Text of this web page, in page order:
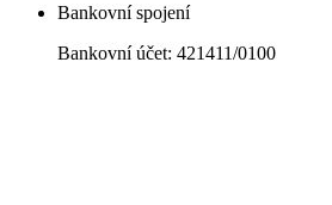
Bankovní spojení
Bankovní účet: 421411/0100